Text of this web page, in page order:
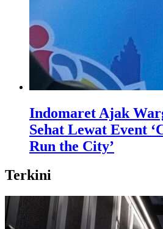
Indomaret Ajak
Sehat Lewat Event
Run the City’
Terkini